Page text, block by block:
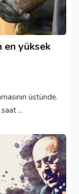
en yüksek
üstünde.
...